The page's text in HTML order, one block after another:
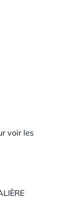
voir les